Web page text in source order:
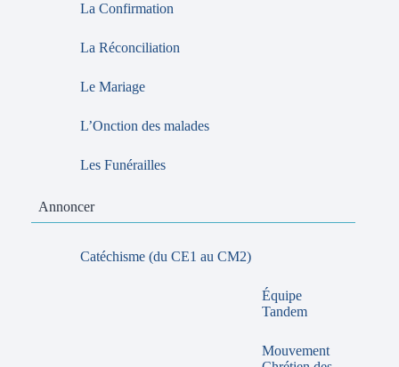
La Confirmation
La Réconciliation
Le Mariage
L’Onction des malades
Les Funérailles
Annoncer
Catéchisme (du CE1 au CM2)
Équipe
Tandem
Mouvement